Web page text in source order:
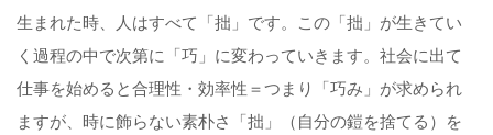
生まれた時、人はすべて「拙」です。この「拙」が生きてい
く過程の中で次第に「巧」に変わっていきます。社会に出て
仕事を始めると合理性・効率性＝つまり「巧み」が求められ
ますが、時に飾らない素朴さ「拙」（自分の鎧を捨てる）を